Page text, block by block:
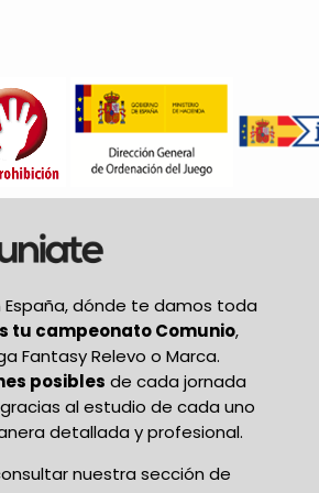
dónde te damos toda
tu campeonato Comunio,
Fantasy Relevo o Marca.
posibles de cada jornada
al estudio de cada uno
detallada y profesional.
nuestra sección de